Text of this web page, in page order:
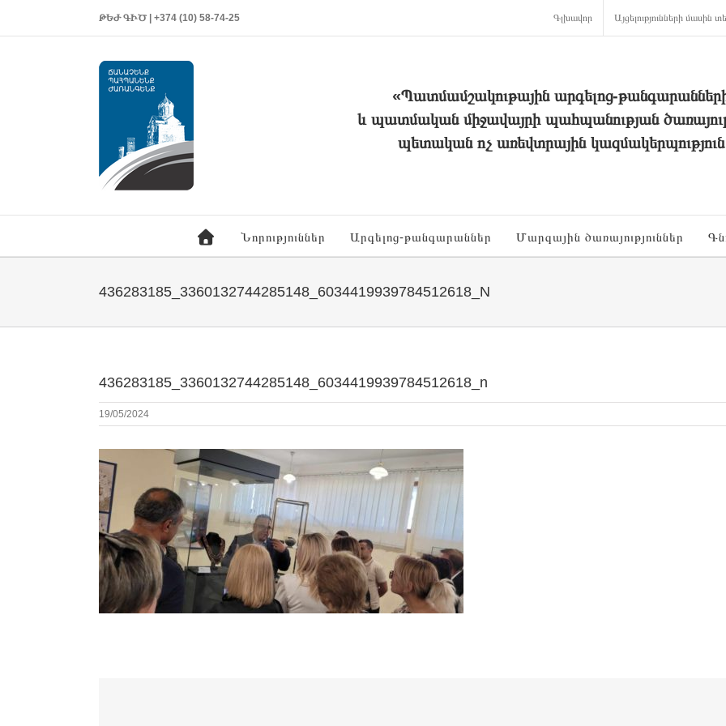
ԹԵԺ ԳԻԾ | +374 (10) 58-74-25 Գլխավոր Այցելությունների մասին
«Պատմամշակութային արգելոց-
և պատմական միջավայրի պահպանության
պետական ոչ առեվտրային կազմակերպություն
Նորություններ Արգելոց-թանգարաններ Մարզային ծառայություններ
436283185_3360132744285148_6034419939784512618_N
436283185_3360132744285148_6034419939784512618_n
19/05/2024